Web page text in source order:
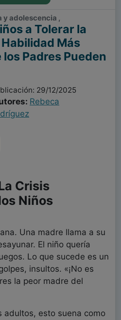
y adolescencia ,
a Tolerar la
Más
Padres Pueden
29/12/2025
Rebeca
Crisis
Niños
Una madre llama a su
El niño quería
Lo que sucede es un
insultos. «¡No es
la peor madre del
adultos, esto suena como